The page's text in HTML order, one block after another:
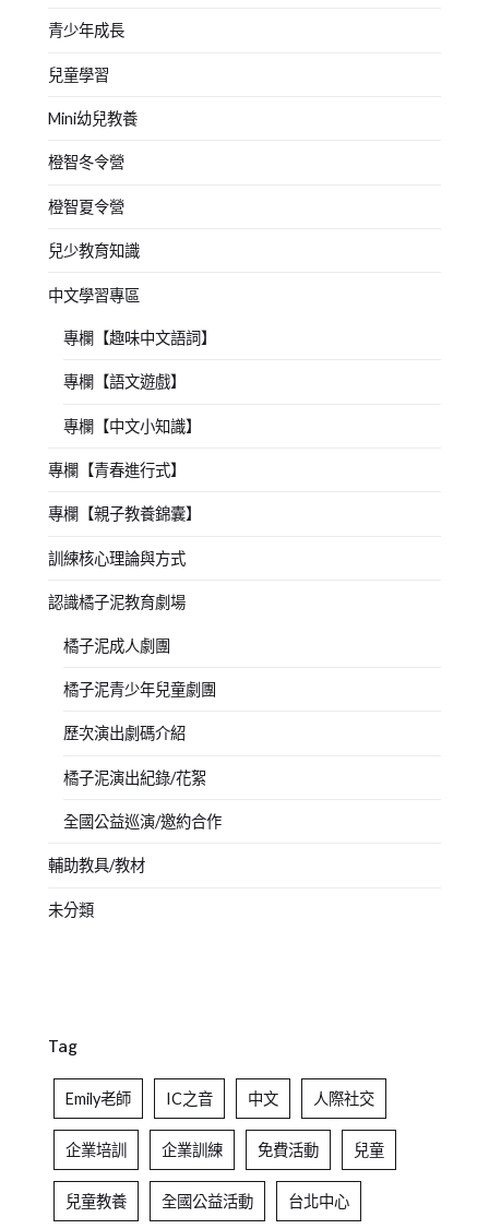
青少年成長
兒童學習
Mini幼兒教養
橙智冬令營
橙智夏令營
兒少教育知識
中文學習專區
專欄【趣味中文語詞】
專欄【語文遊戲】
專欄【中文小知識】
專欄【青春進行式】
專欄【親子教養錦囊】
訓練核心理論與方式
認識橘子泥教育劇場
橘子泥成人劇團
橘子泥青少年兒童劇團
歷次演出劇碼介紹
橘子泥演出紀錄/花絮
全國公益巡演/邀約合作
輔助教具/教材
未分類
Tag
Emily老師 IC之音 中文 人際社交
企業培訓 企業訓練 免費活動 兒童
兒童教養 全國公益活動 台北中心